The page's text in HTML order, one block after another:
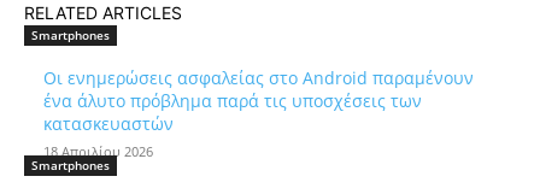
RELATED ARTICLES
Smartphones
Οι ενημερώσεις ασφαλείας στο Android παραμένουν
ένα άλυτο πρόβλημα παρά τις υποσχέσεις των
κατασκευαστών
18 Απριλίου 2026
Smartphones